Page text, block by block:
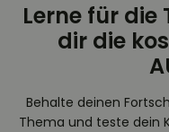
Lerne für die
dir die
Behalte deinen
Thema und teste dein